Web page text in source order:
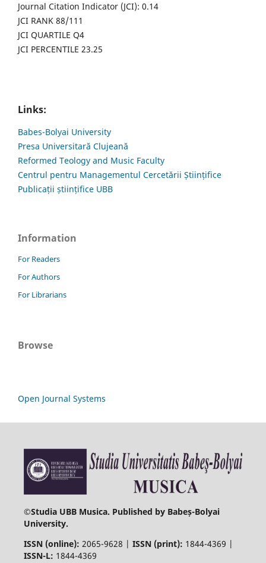
Journal Citation Indicator (JCI): 0.14
JCI RANK 88/111
JCI QUARTILE Q4
JCI PERCENTILE 23.25
Links:
Babes-Bolyai University
Presa Universitară Clujeană
Reformed Teology and Music Faculty
Centrul pentru Managementul Cercetării Științifice
Publicații științifice UBB
Information
For Readers
For Authors
For Librarians
Browse
Open Journal Systems
©Studia UBB Musica. Published by Babeș-Bolyai
University.
ISSN (online): 2065-9628 | ISSN (print): 1844-4369 |
ISSN-L: 1844-4369